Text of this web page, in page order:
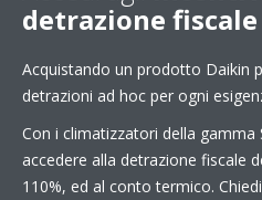
detrazione fiscale
Acquistando un prodotto Daikin
detrazioni ad hoc per ogni
Con i climatizzatori della
accedere alla detrazione fiscale
110%, ed al conto termico.